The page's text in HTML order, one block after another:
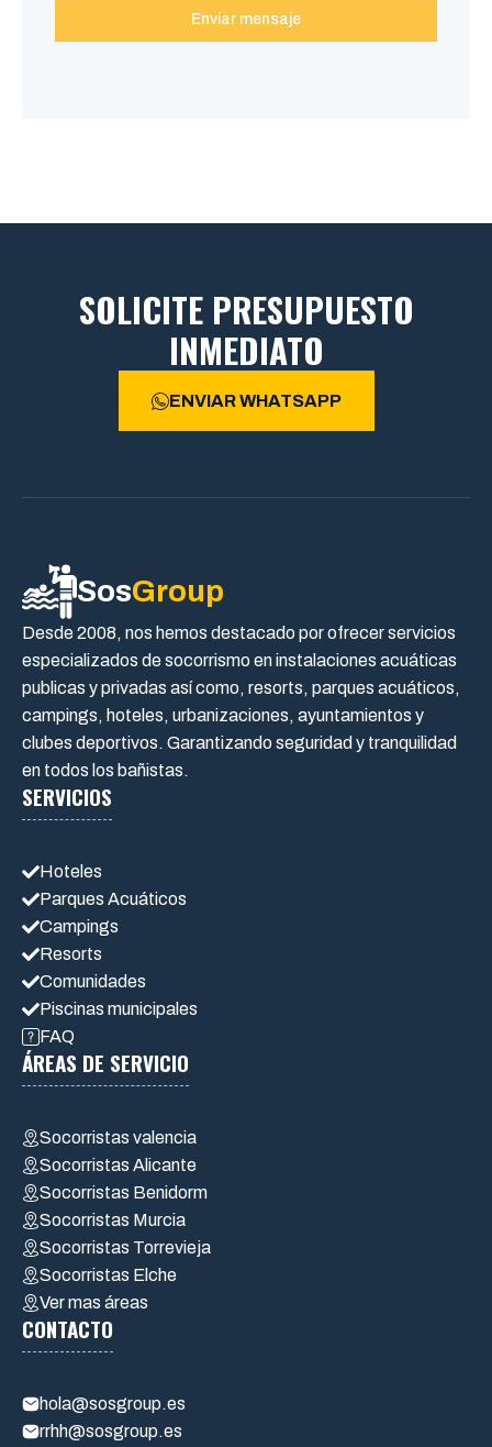
Enviar mensaje
SOLICITE PRESUPUESTO
INMEDIATO
ENVIAR WHATSAPP
SosGroup
Desde 2008, nos hemos destacado por ofrecer servicios
especializados de socorrismo en instalaciones acuáticas
publicas y privadas así como, resorts, parques acuáticos,
campings, hoteles, urbanizaciones, ayuntamientos y
clubes deportivos. Garantizando seguridad y tranquilidad
en todos los bañistas.
SERVICIOS
Hoteles
Parques Acuáticos
Campings
Resorts
Comunidades
Piscinas municipales
FAQ
ÁREAS DE SERVICIO
Socorristas valencia
Socorristas Alicante
Socorristas Benidorm
Socorristas Murcia
Socorristas Torrevieja
Socorristas Elche
Ver mas áreas
CONTACTO
hola@sosgroup.es
rrhh@sosgroup.es